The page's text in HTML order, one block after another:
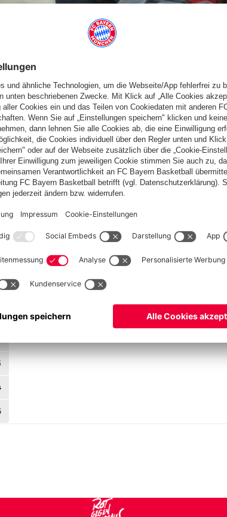
ROTEN TURM LIEGEN
4. Mannschaft des SC Roter Turm Altstadt. Damit
an der Tabellenspitze festzusetzen und geht
zunächst das Heimspiel gegen den derzeitigen